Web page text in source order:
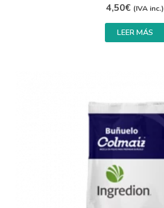
4,50€ (IVA inc.)
LEER MÁS